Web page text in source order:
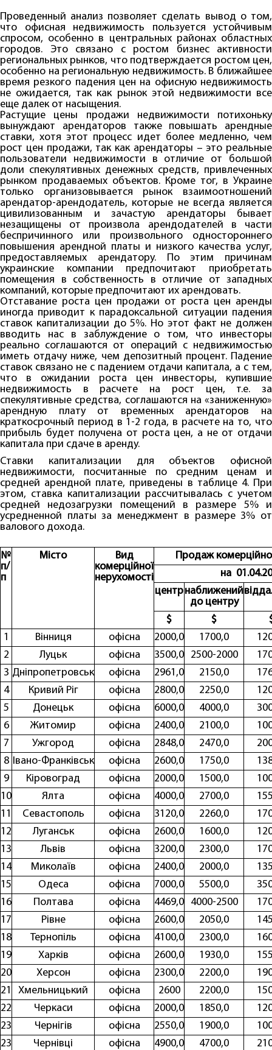
Проведенный анализ позволяет сделать вывод о том,
что офисная недвижимость пользуется устойчивым
спросом, особенно в центральных районах областных
городов. Это связано с ростом бизнес активности
региональных рынков, что подтверждается ростом цен,
особенно на региональную недвижимость. В ближайшее
время резкого падения цен на офисную недвижимость
не ожидается, так как рынок этой недвижимости все
еще далек от насыщения.
Растущие цены продажи недвижимости потихоньку
вынуждают арендаторов также повышать арендные
ставки, хотя этот процесс идет более медленно, чем
рост цен продажи, так как арендаторы – это реальные
пользователи недвижимости в отличие от большой
доли спекулятивных денежных средств, привлеченных
рынком продаваемых объектов. Кроме тог, в Украине
только организовывается рынок взаимоотношений
арендатор-арендодатель, которые не всегда является
цивилизованным и зачастую арендаторы бывает
незащищены от произвола арендодателей в части
беспричинного или произвольного одностороннего
повышения арендной платы и низкого качества услуг,
предоставляемых арендатору. По этим причинам
украинские компании предпочитают приобретать
помещения в собственность в отличие от западных
компаний, которые предпочитают их арендовать.
Отставание роста цен продажи от роста цен аренды
иногда приводит к парадоксальной ситуации падения
ставок капитализации до 5%. Но этот факт не должен
вводить нас в заблуждение о том, что инвесторы
реально соглашаются от операций с недвижимостью
иметь отдачу ниже, чем депозитный процент. Падение
ставок связано не с падением отдачи капитала, а с тем,
что в ожидании роста цен инвесторы, купившие
недвижимость в расчете на рост цен, т.е. за
спекулятивные средства, соглашаются на «заниженную»
арендную плату от временных арендаторов на
краткосрочный период в 1-2 года, в расчете на то, что
прибыль будет получена от роста цен, а не от отдачи
капитала при сдаче в аренду.
Ставки капитализации для объектов офисной
недвижимости, посчитанные по средним ценам и
средней арендной плате, приведены в таблице 4. При
этом, ставка капитализации рассчитывалась с учетом
средней недозагрузки помещений в размере 5% и
усредненной платы за менеджмент в размере 3% от
валового дохода.
№
п/
п
Місто
Вид
комерційної
нерухомості
Продаж
на
центрнаближений
до центру
$ $
1
Вінниця офісна 2000,0 1700,0
2
Луцьк офісна 3500,0 2500-2000
3 Дніпропетровськ офісна 2961,0 2150,0
4
Кривий Ріг офісна 2800,0 2250,0
5
Донецьк офісна 6000,0 4000,0
6
Житомир офісна 2400,0 2100,0
7
Ужгород офісна 2848,0 2470,0
8 Івано-Франківськ офісна 2600,0 1750,0
9
Кіровоград офісна 2000,0 1500,0
10
Ялта офісна 4000,0 2700,0
11
Севастополь офісна 3120,0 2260,0
12
Луганськ офісна 2600,0 1600,0
13
Львів офісна 3200,0 2300,0
14
Миколаїв офісна 2400,0 2000,0
15
Одеса офісна 7000,0 5500,0
16
Полтава офісна 4469,0 4000-2500
17
Рівне офісна 2600,0 2050,0
18
Тернопіль офісна 4100,0 2300,0
19
Харків офісна 2600,0 1930,0
20
Херсон офісна 2300,0 2200,0
21
Хмельницький офісна 2600 2200,0
22
Черкаси офісна 2000,0 1850,0
23
Чернігів офісна 2550,0 1900,0
23
Чернівці офісна 4900,0 4700,0